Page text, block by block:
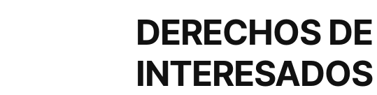
DERECHOS
INTERESADOS